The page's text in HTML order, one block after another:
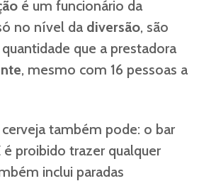
é um funcionário da
no nível da diversão, são
quantidade que a prestadora
, mesmo com 16 pessoas a
cerveja também pode: o bar
é proibido trazer qualquer
inclui paradas